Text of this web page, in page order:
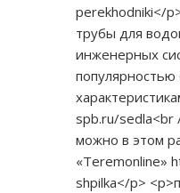
perekhodniki</
трубы для
инженерных
spb.ru/sedla<br
можно в этом
«Teremonline»
shpilka</p>